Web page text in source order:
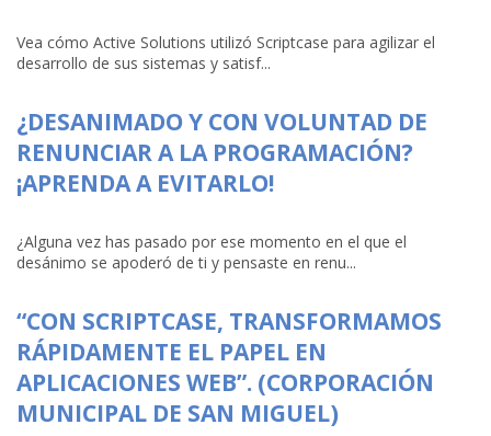
Vea cómo Active Solutions utilizó Scriptcase para agilizar el
desarrollo de sus sistemas y satisf...
¿DESANIMADO Y CON VOLUNTAD DE
RENUNCIAR A LA PROGRAMACIÓN?
¡APRENDA A EVITARLO!
¿Alguna vez has pasado por ese momento en el que el
desánimo se apoderó de ti y pensaste en renu...
“CON SCRIPTCASE, TRANSFORMAMOS
RÁPIDAMENTE EL PAPEL EN
APLICACIONES WEB”. (CORPORACIÓN
MUNICIPAL DE SAN MIGUEL)